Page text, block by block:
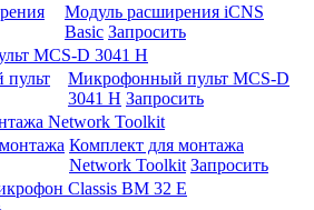
Модуль расширения iCNS
Basic Запросить
MCS-D 3041 H
Микрофонный пульт MCS-D
3041 H Запросить
Network Toolkit
Комплект для монтажа
Network Toolkit Запросить
Classis BM 32 E